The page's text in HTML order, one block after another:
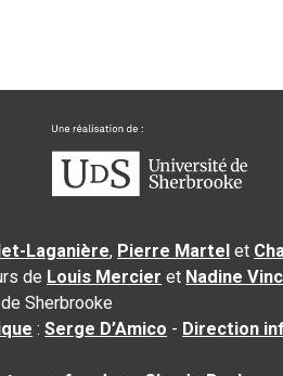
Laganière, Pierre Martel et
de Louis Mercier et Nadine
Sherbrooke
:Serge D’Amico - Direction